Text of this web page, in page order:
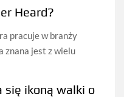
Heard?
pracuje w branży
znana jest z wielu
się ikoną walki o